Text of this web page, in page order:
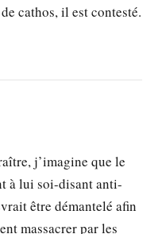
cathos, il est contesté.
j’imagine que le
à lui soi-disant anti-
être démantelé afin
massacrer par les